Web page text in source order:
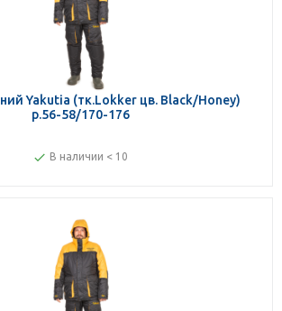
Yakutia (тк.Lokker цв. Black/Honey)
р.56-58/170-176
В наличии < 10